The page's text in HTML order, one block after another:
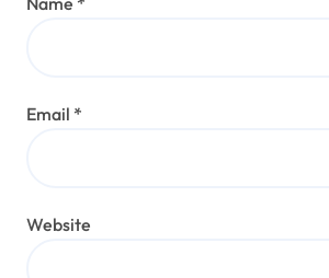
Email *
Website